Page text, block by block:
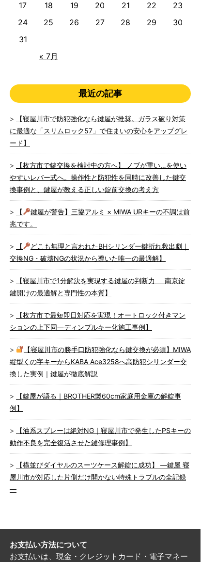
« 7月
17
18 19 20 21 22
23
24
25 26 27 28 29
30
31
最近の記事
【寝屋川市で防犯強化なら鍵屋が推奨。ガラス破り対策
に最適な「スリムロック57」で住まいの安心をアップグレ
ード】
【枚方市で鍵交換を検討中の方へ】 ノブが重い…を使い
やすいレバー式へ。操作性と防犯性を同時に改善した鍵交
換事例と、鍵屋が教える正しい錠前交換の考え方
【
鍵屋が警告】三協アルミ × MIWA URキーの不調は前
兆です。
【
どこも無理と言われたBHシリンダー鍵折れ救出劇｜
交換NG・破壊NGの状況から導いた唯一の最適解】
【寝屋川市で1分解決を実現する鍵屋の判断力──南京錠
鍵開けの最適解と専門性の本質】
【枚方市で最短即日対応を実現！オートロック付きマン
ションの上下同一ディンプルキー化施工事例】
【寝屋川市の勝手口防犯強化なら鍵交換が必須】MIWA
縦型くの字キーからKABA Ace3258へ高防犯シリンダー交
換した実例｜鍵屋が徹底解説
【鍵屋が語る｜BROTHER製60cm家庭用金庫の解錠事
例】
【油系スプレーは絶対NG｜寝屋川市で発生したPSキーの
動作不良を完全復活させた鍵修理事例】
【横並びダイヤルのスーツケース解錠に成功】 ―鍵屋 寝
屋川市が対応した片側だけ開かない特殊トラブルの全記録
―
お支払い方法について
お支払いは、現金・クレジットカード・電子マネー